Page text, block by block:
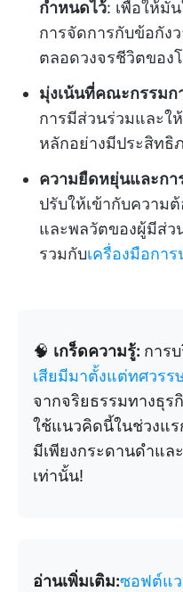
กำหนดไว้: เพื่อให้มั่
การจัดการกับข้อกัง
ตลอดวงจรชีวิตของ
มุ่งเน้นที่คณะกรรมก
การมีส่วนร่วมและใ
หลักอย่างมีประสิทธิ
ความยืดหยุ่นและกา
ปรับให้เข้ากับความ
และพลวัตของผู้มีส่ว
รวมกับเครื่องมือการ
🧠 เกร็ดความรู้: การ
เสียมีมาตั้งแต่ทศวรร
จากจริยธรรมทางธุร
ใช้แนวคิดนี้ในช่วงแ
มีเพียงกระดานดำแ
เท่านั้น!
อ่านเพิ่มเติม:ซอฟต์แว